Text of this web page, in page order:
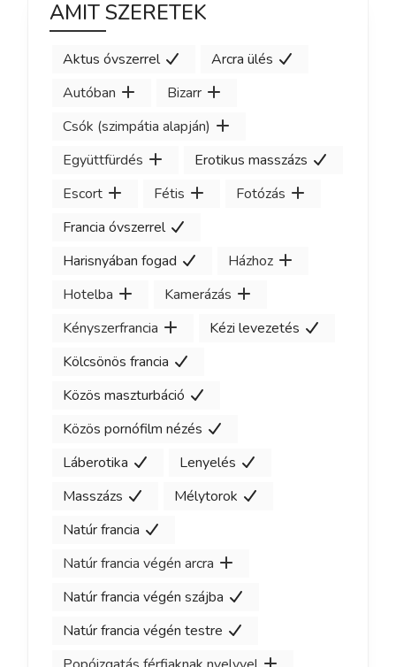
AMIT SZERETEK
Aktus óvszerrel
Arcra ülés
Autóban
Bizarr
Csók (szimpátia alapján)
Együttfürdés
Erotikus masszázs
Escort
Fétis
Fotózás
Francia óvszerrel
Harisnyában fogad
Házhoz
Hotelba
Kamerázás
Kényszerfrancia
Kézi levezetés
Kölcsönös francia
Közös maszturbáció
Közös pornófilm nézés
Láberotika
Lenyelés
Masszázs
Mélytorok
Natúr francia
Natúr francia végén arcra
Natúr francia végén szájba
Natúr francia végén testre